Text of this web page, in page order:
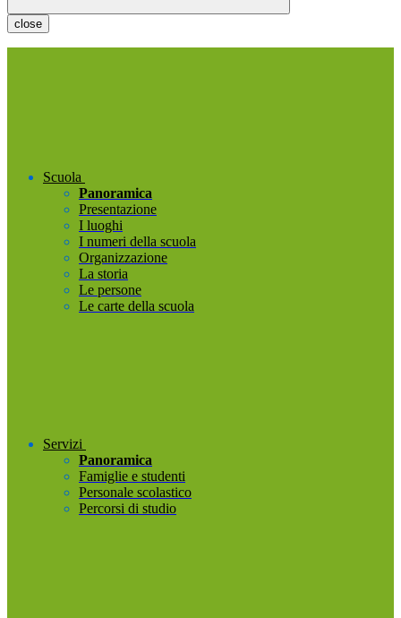
close
Scuola
Panoramica
Presentazione
I luoghi
I numeri della scuola
Organizzazione
La storia
Le persone
Le carte della scuola
Servizi
Panoramica
Famiglie e studenti
Personale scolastico
Percorsi di studio